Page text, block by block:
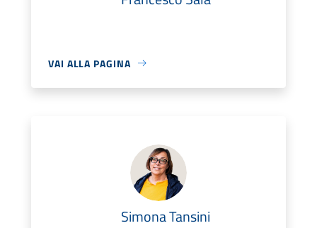
VAI ALLA PAGINA
Simona Tansini